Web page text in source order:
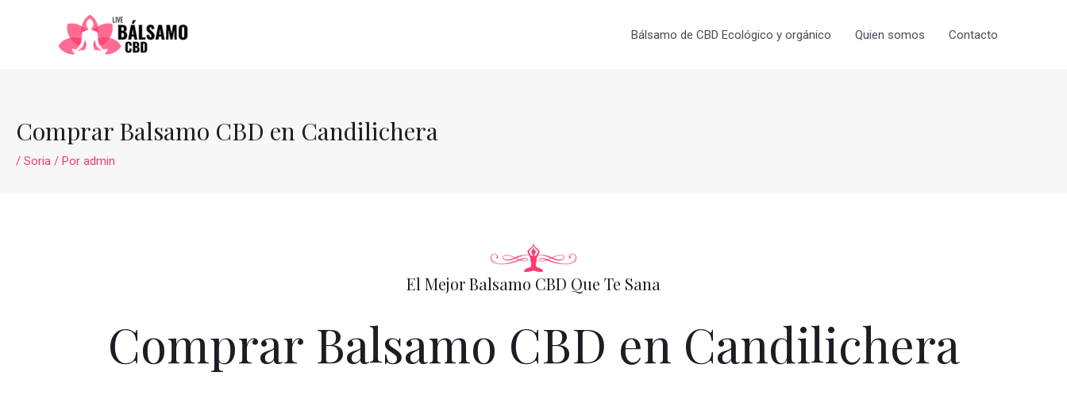
Bálsamo de CBD Ecológico y orgánico Quien somos Contacto
Comprar Balsamo CBD en Candilichera
/ Soria / Por admin
El Mejor Balsamo CBD Que Te Sana
Comprar Balsamo CBD en Candilichera